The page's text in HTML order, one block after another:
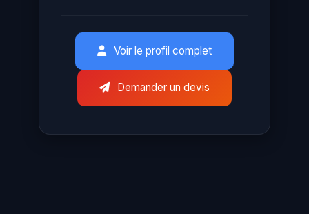
Voir le profil complet
Demander un devis